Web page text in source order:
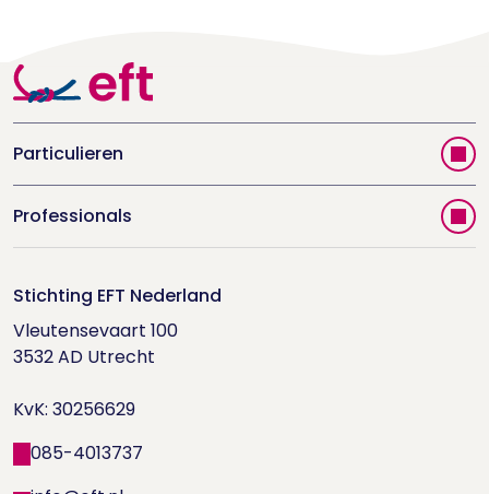
Particulieren
Vind jouw therapeut
Videoportal
Doe de relatietest
Houd me Vast-bijeenkomsten
Professionals
Trainingen
Supervisorenlijst
Nieuwsbrief ontvangen?
Wetenschappelijk onderzoek
Stichting EFT Nederland
Vleutensevaart 100
3532 AD Utrecht
KvK: 30256629
085-4013737